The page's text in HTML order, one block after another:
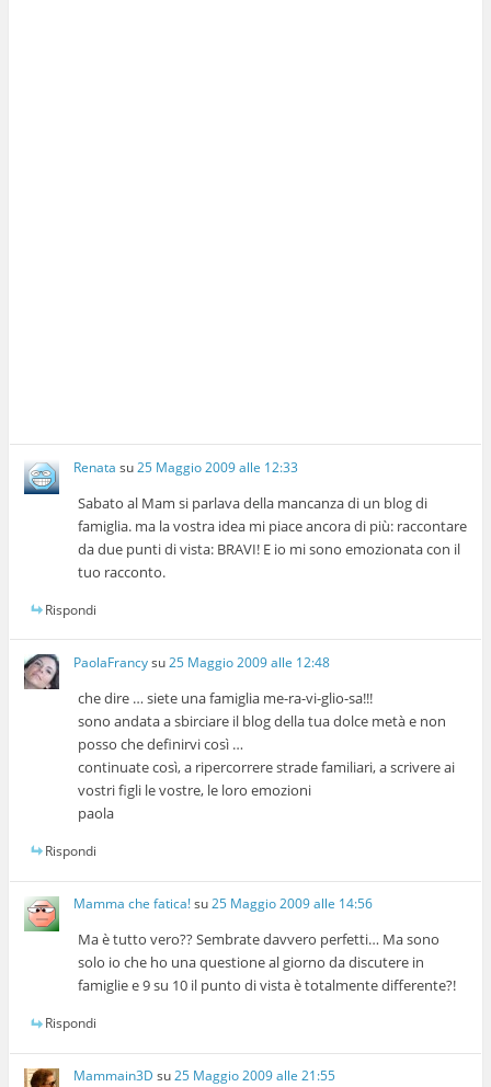
Renata su25 Maggio 2009 alle 12:33
Sabato al Mam si parlava della mancanza di un blog di
famiglia. ma la vostra idea mi piace ancora di più: raccontare
da due punti di vista: BRAVI! E io mi sono emozionata con il
tuo racconto.
Rispondi
PaolaFrancysu25 Maggio 2009 alle 12:48
che dire … siete una famiglia me-ra-vi-glio-sa!!!
sono andata a sbirciare il blog della tua dolce metà e non
posso che definirvi così …
continuate così, a ripercorrere strade familiari, a scrivere ai
vostri figli le vostre, le loro emozioni
paola
Rispondi
Mamma che fatica!su25 Maggio 2009 alle 14:56
Ma è tutto vero?? Sembrate davvero perfetti… Ma sono
solo io che ho una questione al giorno da discutere in
famiglie e 9 su 10 il punto di vista è totalmente differente?!
Rispondi
Mammain3D su25 Maggio 2009 alle 21:55